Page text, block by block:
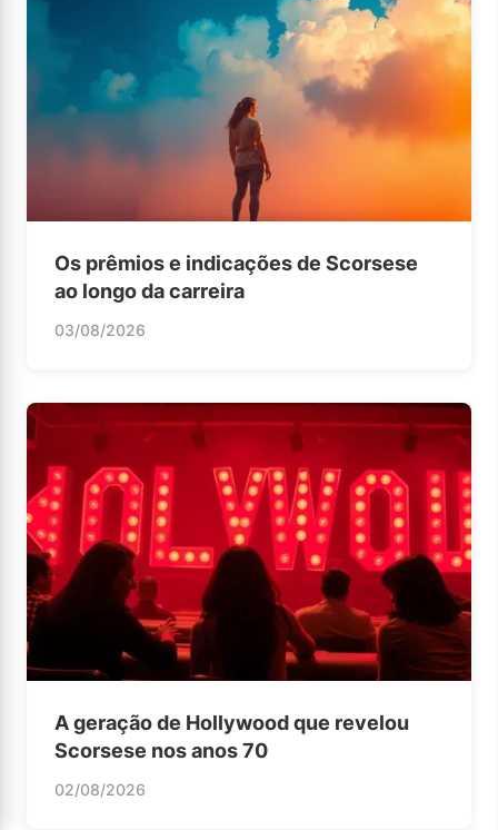
Os prêmios e indicações de Scorsese
ao longo da carreira
03/08/2026
A geração de Hollywood que revelou
Scorsese nos anos 70
02/08/2026